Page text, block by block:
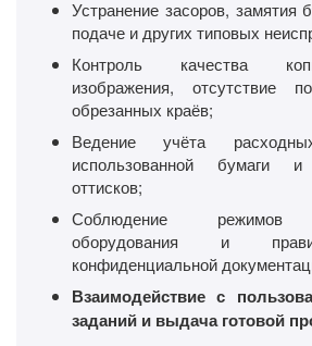
Устранение засоров, замятия
подаче и других типовых
Контроль качества
изображения, отсутствие
обрезанных краёв;
Ведение учёта
использованной бумаги и
оттисков;
Соблюдение режимов
оборудования и
конфиденциальной
Взаимодействие с
заданий и выдача готовой